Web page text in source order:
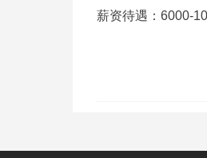
薪资待遇：6000-